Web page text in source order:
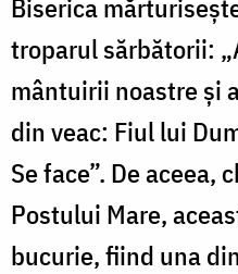
Biserica
troparul sărbătorii:
mântuirii noastre și
din veac: Fiul lui
Se face”. De aceea,
Postului Mare,
bucurie, fiind una